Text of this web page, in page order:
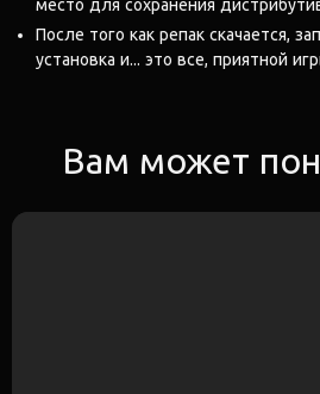
место для сохранения
После того как репак скачается,
установка и... это все, приятной
Вам может